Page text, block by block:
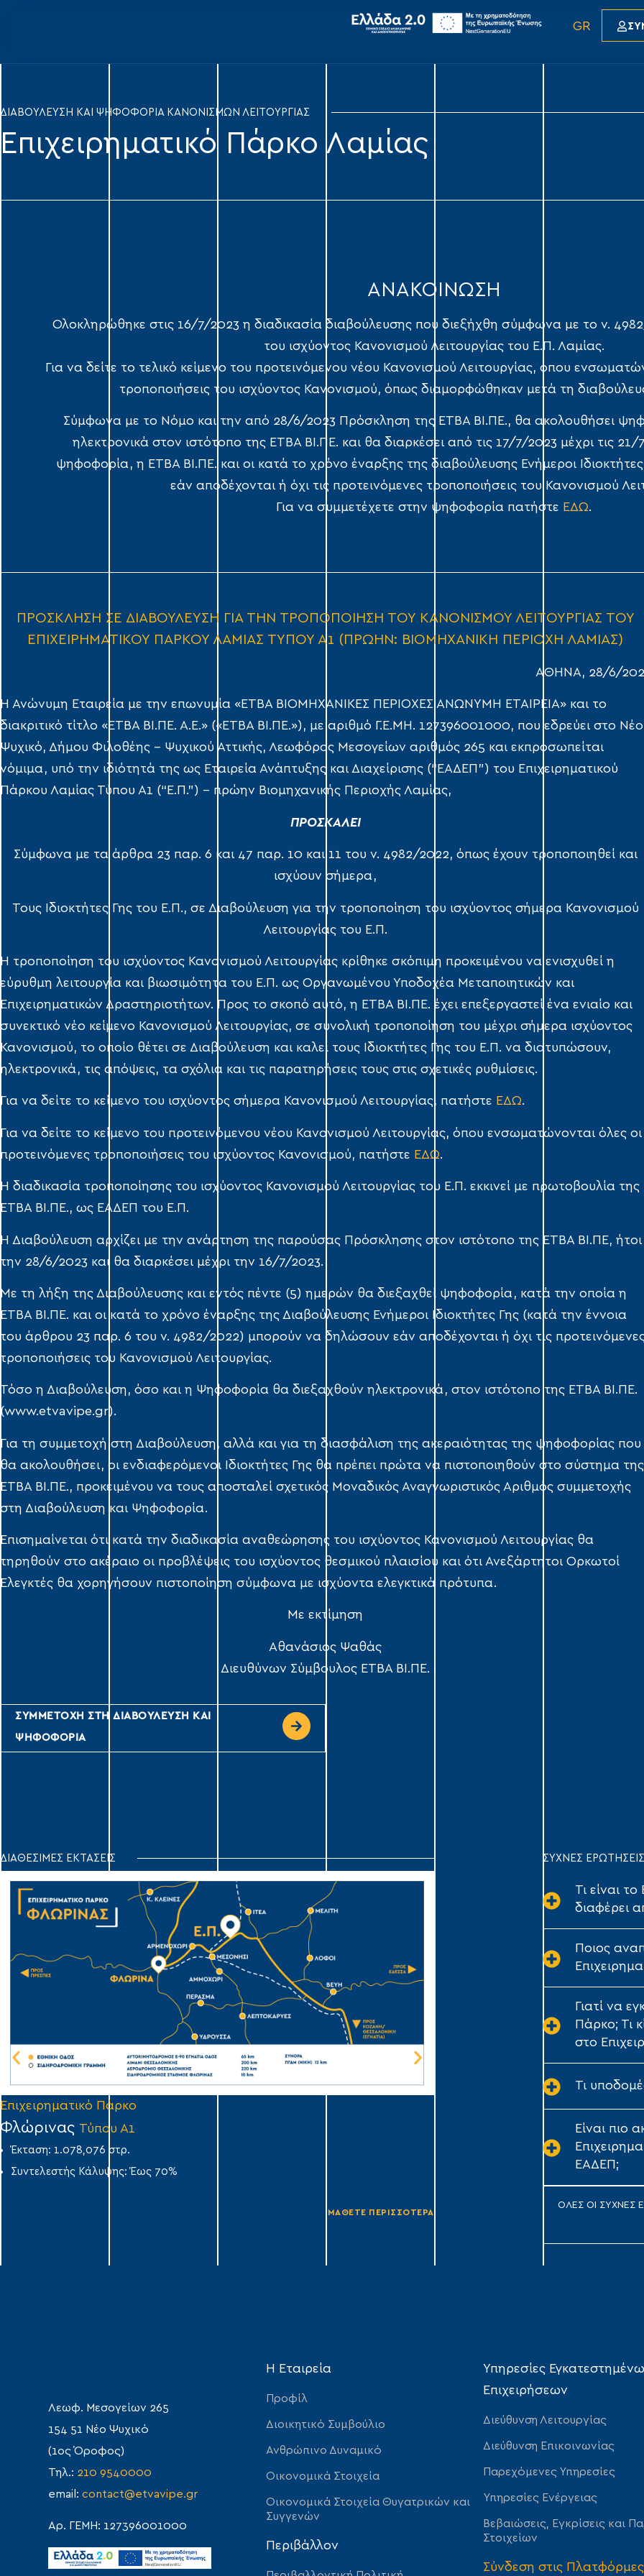
GR
ΔΙΑΒΟΥΛΕΥΣΗ ΚΑΙ ΨΗΦΟΦΟΡΙΑ ΚΑΝΟΝΙΣΜΩΝ ΛΕΙΤΟΥΡΓΙΑΣ
Επιχειρηματικό Πάρκο Λαμίας
ΑΝΑΚΟΙΝΩΣΗ
Ολοκληρώθηκε στις 16/7/2023 η διαδικασία διαβούλευσης που διεξήχθη σύμφωνα με το ν.
του ισχύοντος Κανονισμού Λειτουργίας του Ε.Π. Λαμίας.
Για να δείτε το τελικό κείμενο του προτεινόμενου νέου Κανονισμού Λειτουργίας, όπου
τροποποιήσεις του ισχύοντος Κανονισμού, όπως διαμορφώθηκαν μετά τη
Σύμφωνα με το Νόμο και την από 28/6/2023 Πρόσκληση της ΕΤΒΑ ΒΙ.ΠΕ., θα ακολουθήσει
ηλεκτρονικά στον ιστότοπο της ΕΤΒΑ ΒΙ.ΠΕ. και θα διαρκέσει από τις 17/7/2023 μέχρι τις
ψηφοφορία, η ΕΤΒΑ ΒΙ.ΠΕ. και οι κατά το χρόνο έναρξης της διαβούλευσης Ενήμεροι
εάν αποδέχονται ή όχι τις προτεινόμενες τροποποιήσεις του Κανονισμού
Για να συμμετέχετε στην ψηφοφορία πατήστε ΕΔΩ.
ΠΡΟΣΚΛΗΣΗ ΣΕ ΔΙΑΒΟΥΛΕΥΣΗ ΓΙΑ ΤΗΝ ΤΡΟΠΟΠΟΙΗΣΗ ΤΟΥ ΚΑΝΟΝΙΣΜΟΥ ΛΕΙΤΟΥΡΓΙΑΣ ΤΟΥ
ΕΠΙΧΕΙΡΗΜΑΤΙΚΟΥ ΠΑΡΚΟΥ ΛΑΜΙΑΣ ΤΥΠΟΥ Α1 (ΠΡΩΗΝ: ΒΙΟΜΗΧΑΝΙΚΗ ΠΕΡΙΟΧΗ ΛΑΜΙΑΣ)
ΑΘΗΝΑ, 28/6/
Η Ανώνυμη Εταιρεία με την επωνυμία «ΕΤΒΑ ΒΙΟΜΗΧΑΝΙΚΕΣ ΠΕΡΙΟΧΕΣ ΑΝΩΝΥΜΗ ΕΤΑΙΡΕΙΑ» και το
διακριτικό τίτλο «ΕΤΒΑ ΒΙ.ΠΕ. Α.Ε.» («ΕΤΒΑ ΒΙ.ΠΕ.»), με αριθμό Γ.Ε.ΜΗ. 127396001000, που εδρεύει στο Νέο
Ψυχικό, Δήμου Φιλοθέης – Ψυχικού Αττικής, Λεωφόρος Μεσογείων αριθμός 265 και εκπροσωπείται
νόμιμα, υπό την ιδιότητά της ως Εταιρεία Ανάπτυξης και Διαχείρισης (“ΕΑΔΕΠ”) του Επιχειρηματικού
Πάρκου Λαμίας Τύπου Α1 (“Ε.Π.”) – πρώην Βιομηχανικής Περιοχής Λαμίας,
ΠΡΟΣΚΑΛΕΙ
Σύμφωνα με τα άρθρα 23 παρ. 6 και 47 παρ. 10 και 11 του ν. 4982/2022, όπως έχουν τροποποιηθεί και
ισχύουν σήμερα,
Τους Ιδιοκτήτες Γης του Ε.Π., σε Διαβούλευση για την τροποποίηση του ισχύοντος σήμερα Κανονισμού
Λειτουργίας του Ε.Π.
Η τροποποίηση του ισχύοντος Κανονισμού Λειτουργίας κρίθηκε σκόπιμη προκειμένου να ενισχυθεί η
εύρυθμη λειτουργία και βιωσιμότητα του Ε.Π. ως Οργανωμένου Υποδοχέα Μεταποιητικών και
Επιχειρηματικών Δραστηριοτήτων. Προς το σκοπό αυτό, η ΕΤΒΑ ΒΙ.ΠΕ. έχει επεξεργαστεί ένα ενιαίο και
συνεκτικό νέο κείμενο Κανονισμού Λειτουργίας, σε συνολική τροποποίηση του μέχρι σήμερα ισχύοντος
Κανονισμού, το οποίο θέτει σε Διαβούλευση και καλεί τους Ιδιοκτήτες Γης του Ε.Π. να διατυπώσουν,
ηλεκτρονικά, τις απόψεις, τα σχόλια και τις παρατηρήσεις τους στις σχετικές ρυθμίσεις.
Για να δείτε το κείμενο του ισχύοντος σήμερα Κανονισμού Λειτουργίας, πατήστε ΕΔΩ.
Για να δείτε το κείμενο του προτεινόμενου νέου Κανονισμού Λειτουργίας, όπου ενσωματώνονται όλες οι
προτεινόμενες τροποποιήσεις του ισχύοντος Κανονισμού, πατήστε ΕΔΩ.
Η διαδικασία τροποποίησης του ισχύοντος Κανονισμού Λειτουργίας του Ε.Π. εκκινεί με πρωτοβουλία της
ΕΤΒΑ ΒΙ.ΠΕ., ως ΕΑΔΕΠ του Ε.Π.
Η Διαβούλευση αρχίζει με την ανάρτηση της παρούσας Πρόσκλησης στον ιστότοπο της ΕΤΒΑ ΒΙ.ΠΕ, ήτοι
την 28/6/2023 και θα διαρκέσει μέχρι την 16/7/2023.
Με τη λήξη της Διαβούλευσης και εντός πέντε (5) ημερών θα διεξαχθεί ψηφοφορία, κατά την οποία η
ΕΤΒΑ ΒΙ.ΠΕ. και οι κατά το χρόνο έναρξης της Διαβούλευσης Ενήμεροι Ιδιοκτήτες Γης (κατά την έννοια
του άρθρου 23 παρ. 6 του ν. 4982/2022) μπορούν να δηλώσουν εάν αποδέχονται ή όχι τις
τροποποιήσεις του Κανονισμού Λειτουργίας.
Τόσο η Διαβούλευση, όσο και η Ψηφοφορία θα διεξαχθούν ηλεκτρονικά, στον ιστότοπο της ΕΤΒΑ ΒΙ.ΠΕ.
(www.etvavipe.gr).
Για τη συμμετοχή στη Διαβούλευση, αλλά και για τη διασφάλιση της ακεραιότητας της ψηφοφορίας που
θα ακολουθήσει, οι ενδιαφερόμενοι Ιδιοκτήτες Γης θα πρέπει πρώτα να πιστοποιηθούν στο σύστημα της
ΕΤΒΑ ΒΙ.ΠΕ., προκειμένου να τους αποσταλεί σχετικός Μοναδικός Αναγνωριστικός Αριθμός συμμετοχής
στη Διαβούλευση και Ψηφοφορία.
Επισημαίνεται ότι κατά την διαδικασία αναθεώρησης του ισχύοντος Κανονισμού Λειτουργίας θα
τηρηθούν στο ακέραιο οι προβλέψεις του ισχύοντος θεσμικού πλαισίου και ότι Ανεξάρτητοι Ορκωτοί
Ελεγκτές θα χορηγήσουν πιστοποίηση σύμφωνα με ισχύοντα ελεγκτικά πρότυπα.
Με εκτίμηση
Αθανάσιος Ψαθάς
Διευθύνων Σύμβουλος ΕΤΒΑ ΒΙ.ΠΕ.
ΣΥΜΜΕΤΟΧΗ ΣΤΗ ΔΙΑΒΟΥΛΕΥΣΗ ΚΑΙ
ΨΗΦΟΦΟΡΙΑ
ΔΙΑΘΕΣΙΜΕΣ ΕΚΤΑΣΕΙΣ
Επιχειρηματικό Πάρκο
Φλώρινας Τύπου Α1
Έκταση: 1.078,076 στρ.
Συντελεστής Κάλυψης: Έως 70%
ΜΑΘΕΤΕ ΠΕΡΙΣΣΟΤΕΡΑ
Επιχειρηματικό Πάρκο
Έκταση: 1.640,282 στρ.
Συντελεστής Κάλυψης: Έως 70%
ΣΥΧΝΕΣ ΕΡΩΤΗΣΕΙΣ
Τι είναι
διαφέρει
Ποιος
Γιατί να
Πάρκο; Τι
στο
Τι
Είναι πιο
ΕΑΔΕΠ;
ΟΛΕΣ ΟΙ ΣΥΧΝΕΣ
Λεωφ. Μεσογείων 265
154 51 Νέο Ψυχικό
(1ος Όροφος)
Τηλ.: 210 9540000
email:contact@etvavipe.gr
Αρ. ΓΕΜΗ: 127396001000
Η Εταιρεία
Προφίλ
Διοικητικό Συμβούλιο
Ανθρώπινο Δυναμικό
Οικονομικά Στοιχεία
Οικονομικά Στοιχεία Θυγατρικών και
Συγγενών
Περιβάλλον
Υπηρεσίες
Επιχειρήσεων
Διεύθυνση Λειτουργίας
Διεύθυνση Επικοινωνίας
Παρεχόμενες Υπηρεσίες
Υπηρεσίες Ενέργειας
Βεβαιώσεις, Εγκρίσεις και
Στοιχείων
Σύνδεση στις Πλατφόρμες